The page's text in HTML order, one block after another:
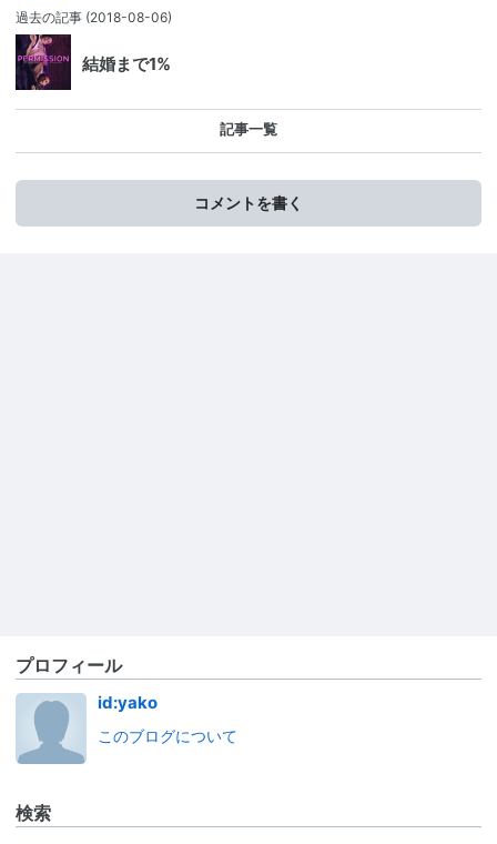
過去の記事 (2018-08-06)
結婚まで1%
記事一覧
コメントを書く
プロフィール
id:yako
このブログについて
検索